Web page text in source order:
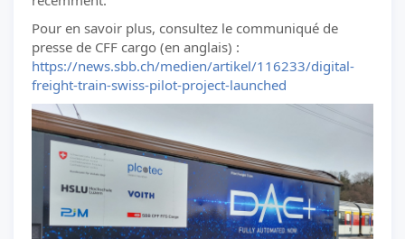
Pour en savoir plus, consultez le communiqué de
presse de CFF cargo (en anglais) :
https://news.sbb.ch/medien/artikel/116233/digital-
freight-train-swiss-pilot-project-launched